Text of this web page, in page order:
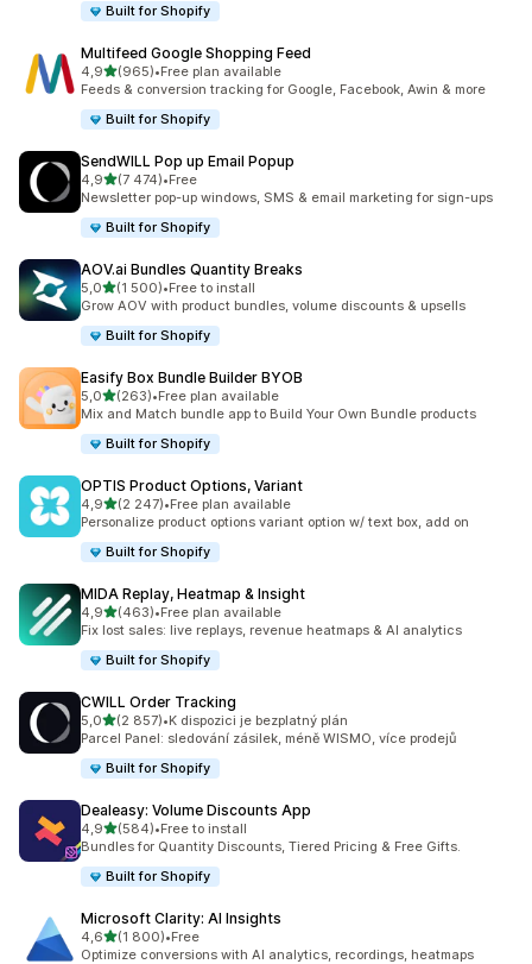
Built for Shopify
Multifeed Google Shopping Feed
4,9z 5 hvězd
(965)
Celkový počet recenzí: 965
•Free plan available
Feeds & conversion tracking for Google, Facebook, Awin & more
Built for Shopify
SendWILL Pop up Email Popup
4,9z 5 hvězd
(7 474)
Celkový počet recenzí: 7474
•Free
Newsletter pop-up windows, SMS & email marketing for sign-ups
Built for Shopify
AOV.ai Bundles Quantity Breaks
5,0z 5 hvězd
(1 500)
Celkový počet recenzí: 1500
•Free to install
Grow AOV with product bundles, volume discounts & upsells
Built for Shopify
Easify Box Bundle Builder BYOB
5,0z 5 hvězd
(263)
Celkový počet recenzí: 263
•Free plan available
Mix and Match bundle app to Build Your Own Bundle products
Built for Shopify
OPTIS Product Options, Variant
4,9z 5 hvězd
(2 247)
Celkový počet recenzí: 2247
•Free plan available
Personalize product options variant option w/ text box, add on
Built for Shopify
MIDA Replay, Heatmap & Insight
4,9z 5 hvězd
(463)
Celkový počet recenzí: 463
•Free plan available
Fix lost sales: live replays, revenue heatmaps & AI analytics
Built for Shopify
CWILL Order Tracking
5,0z 5 hvězd
(2 857)
Celkový počet recenzí: 2857
•K dispozici je bezplatný plán
Parcel Panel: sledování zásilek, méně WISMO, více prodejů
Built for Shopify
Dealeasy: Volume Discounts App
4,9z 5 hvězd
(584)
Celkový počet recenzí: 584
•Free to install
Bundles for Quantity Discounts, Tiered Pricing & Free Gifts.
Built for Shopify
Microsoft Clarity: AI Insights
4,6z 5 hvězd
(1 800)
Celkový počet recenzí: 1800
•Free
Optimize conversions with AI analytics, recordings, heatmaps